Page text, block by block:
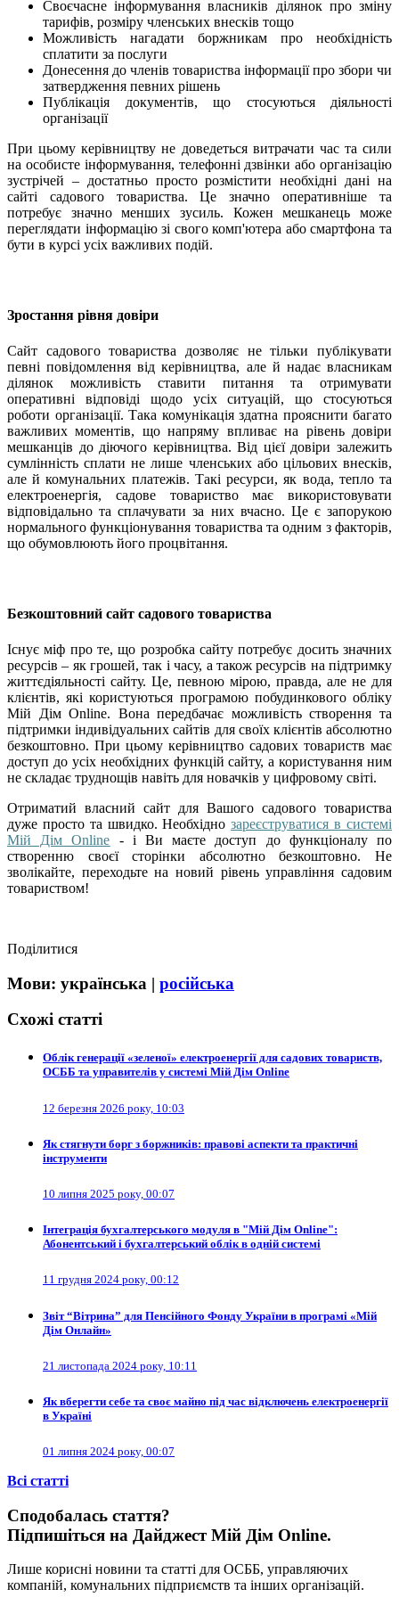
Своєчасне інформування власників ділянок про зміну
тарифів, розміру членських внесків тощо
Можливість нагадати боржникам про необхідність
сплатити за послуги
Донесення до членів товариства інформації про збори чи
затвердження певних рішень
Публікація документів, що стосуються діяльності
організації
При цьому керівництву не доведеться витрачати час та сили
на особисте інформування, телефонні дзвінки або організацію
зустрічей – достатньо просто розмістити необхідні дані на
сайті садового товариства. Це значно оперативніше та
потребує значно менших зусиль. Кожен мешканець може
переглядати інформацію зі свого комп'ютера або смартфона та
бути в курсі усіх важливих подій.
Зростання рівня довіри
Сайт садового товариства дозволяє не тільки публікувати
певні повідомлення від керівництва, але й надає власникам
ділянок можливість ставити питання та отримувати
оперативні відповіді щодо усіх ситуацій, що стосуються
роботи організації. Така комунікація здатна прояснити багато
важливих моментів, що напряму впливає на рівень довіри
мешканців до діючого керівництва. Від цієї довіри залежить
сумлінність сплати не лише членських або цільових внесків,
але й комунальних платежів. Такі ресурси, як вода, тепло та
електроенергія, садове товариство має використовувати
відповідально та сплачувати за них вчасно. Це є запорукою
нормального функціонування товариства та одним з факторів,
що обумовлюють його процвітання.
Безкоштовний сайт садового товариства
Існує міф про те, що розробка сайту потребує досить значних
ресурсів – як грошей, так і часу, а також ресурсів на підтримку
життєдіяльності сайту. Це, певною мірою, правда, але не для
клієнтів, які користуються програмою побудинкового обліку
Мій Дім Online. Вона передбачає можливість створення та
підтримки індивідуальних сайтів для своїх клієнтів абсолютно
безкоштовно. При цьому керівництво садових товариств має
доступ до усіх необхідних функцій сайту, а користування ним
не складає труднощів навіть для новачків у цифровому світі.
Отриматий власний сайт для Вашого садового товариства
дуже просто та швидко. Необхіднозареєструватися в системі
Мій Дім Online - і Ви маєте доступ до функціоналу по
створенню своєї сторінки абсолютно безкоштовно. Не
зволікайте, переходьте на новий рівень управління садовим
товариством!
Поділитися
Мови: українська | російська
Схожі статті
Облік генерації «зеленої» електроенергії для садових товариств,
ОСББ та управителів у системі Мій Дім Online
12 березня 2026 року, 10:03
Як стягнути борг з боржників: правові аспекти та практичні
інструменти
10 липня 2025 року, 00:07
Інтеграція бухгалтерського модуля в "Мій Дім Online":
Абонентський і бухгалтерський облік в одній системі
11 грудня 2024 року, 00:12
Звіт “Вітрина” для Пенсійного Фонду України в програмі «Мій
Дім Онлайн»
21 листопада 2024 року, 10:11
Як вберегти себе та своє майно під час відключень електроенергії
в Україні
01 липня 2024 року, 00:07
Всі cтатті
Сподобалась стаття?
Підпишіться на Дайджест Мій Дім Online.
Лише корисні новини та статті для ОСББ, управляючих
компаній, комунальних підприємств та інших організацій.